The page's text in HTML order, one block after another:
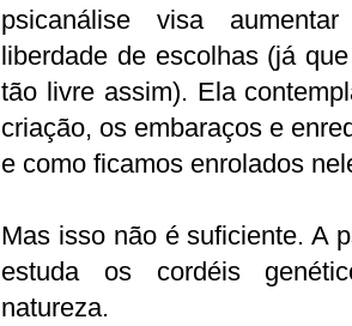
psicanálise visa
liberdade de escolhas (já
tão livre assim). Ela
criação, os embaraços e
e como ficamos enrolados
Mas isso não é suficiente. A
estuda os cordéis
natureza.